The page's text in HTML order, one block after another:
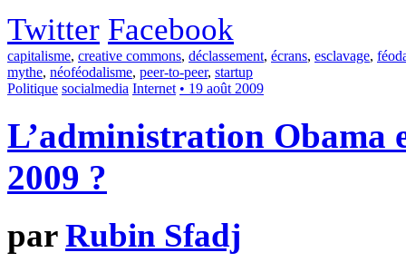
Twitter Facebook
capitalisme, creative commons, déclassement, écrans, esclavage,
mythe, néoféodalisme, peer-to-peer, startup
Politique socialmedia Internet • 19 août 2009
L’administration Obama
2009 ?
parRubin Sfadj